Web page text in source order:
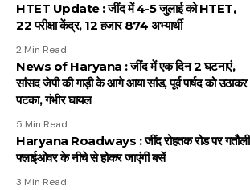
HTET Update : जींद में 4-5 जुलाई को HTET,
22 परीक्षा केंद्र, 12 हजार 874 अभ्यार्थी
2 Min Read
News of Haryana : जींद में एक दिन 2 घटनाएं,
सांसद जेपी की गाड़ी के आगे आया सांड, पूर्व पार्षद को उठाकर
पटका, गंभीर घायल
5 Min Read
Haryana Roadways : जींद रोहतक रोड पर गतौली
फ्लाईओवर के नीचे से होकर जाएंगी बसें
3 Min Read